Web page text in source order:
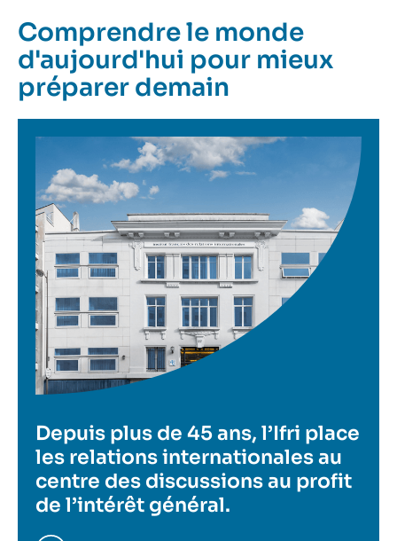
Comprendre le monde
d'aujourd'hui pour mieux
préparer demain
Image
Depuis plus de 45 ans, l’Ifri place
les relations internationales au
centre des discussions au profit
de l’intérêt général.